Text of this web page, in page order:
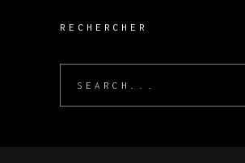
RECHERCHER